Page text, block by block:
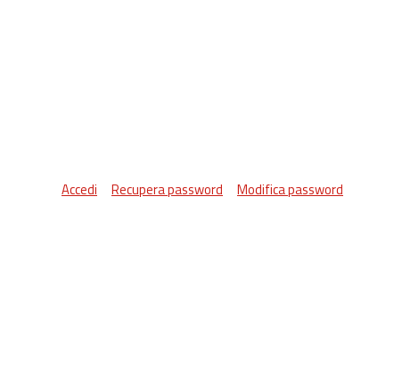
Accedi Recupera password Modifica password